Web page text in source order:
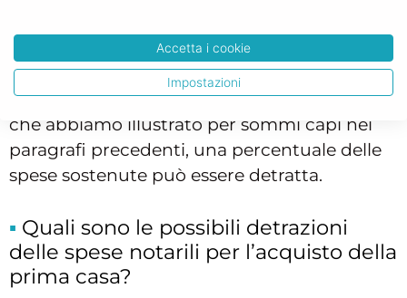
redatto da un Notaio e normalmente segue
l’atto di Rogito. Se il mutuo è stipulato per
l’acquisto di una prima casa, secondo i criteri
che abbiamo illustrato per sommi capi nei
paragrafi precedenti, una percentuale delle
spese sostenute può essere detratta.
Quali sono le possibili detrazioni
delle spese notarili per l’acquisto della
prima casa?
Accetta i cookie
Impostazioni